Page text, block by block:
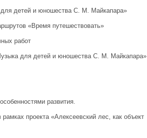
детей и юношества С. М. Майкапара»
«Время путешествовать»
работ
для детей и юношества С. М. Майкапара»
развития.
проекта «Алексеевский лес, как объект